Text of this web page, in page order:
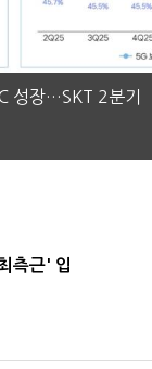
성장…SKT 2분기
측근' 입